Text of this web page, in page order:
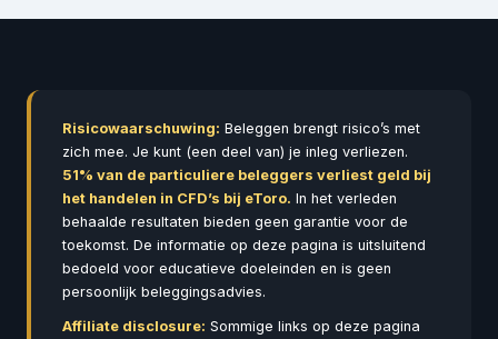
Risicowaarschuwing: Beleggen brengt risico’s met
zich mee. Je kunt (een deel van) je inleg verliezen.
51% van de particuliere beleggers verliest geld bij
het handelen in CFD’s bij eToro. In het verleden
behaalde resultaten bieden geen garantie voor de
toekomst. De informatie op deze pagina is uitsluitend
bedoeld voor educatieve doeleinden en is geen
persoonlijk beleggingsadvies.
Affiliate disclosure: Sommige links op deze pagina